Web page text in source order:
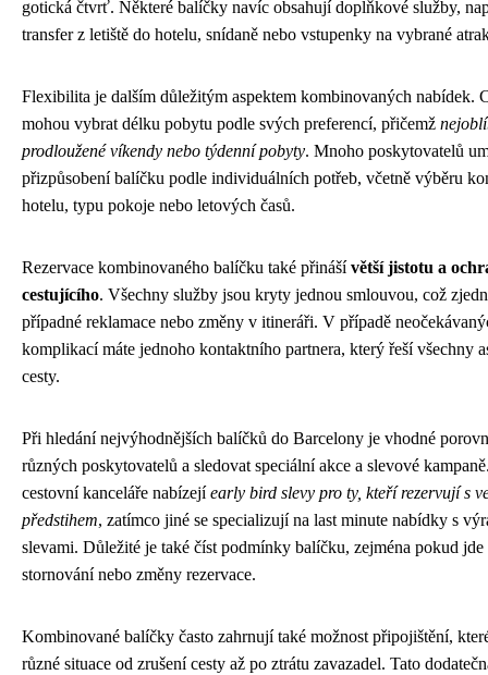
gotická čtvrť. Některé balíčky navíc obsahují doplňkové služby,
transfer z letiště do hotelu, snídaně nebo vstupenky na vybrané
Flexibilita je dalším důležitým aspektem kombinovaných nabídek.
mohou vybrat délku pobytu podle svých preferencí, přičemž
prodloužené víkendy nebo týdenní pobyty. Mnoho poskytovatelů
přizpůsobení balíčku podle individuálních potřeb, včetně výběru
hotelu, typu pokoje nebo letových časů.
Rezervace kombinovaného balíčku také přinášívětší jistotu a
cestujícího. Všechny služby jsou kryty jednou smlouvou, což
případné reklamace nebo změny v itineráři. V případě
komplikací máte jednoho kontaktního partnera, který řeší všechny
cesty.
Při hledání nejvýhodnějších balíčků do Barcelony je vhodné
různých poskytovatelů a sledovat speciální akce a slevové
cestovní kanceláře nabízejíearly bird slevy pro ty, kteří rezervují s
předstihem, zatímco jiné se specializují na last minute nabídky s
slevami. Důležité je také číst podmínky balíčku, zejména pokud jde
stornování nebo změny rezervace.
Kombinované balíčky často zahrnují také možnost připojištění,
různé situace od zrušení cesty až po ztrátu zavazadel. Tato